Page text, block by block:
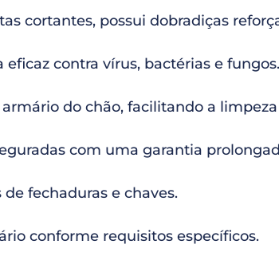
cortantes, possui dobradiças
eficaz contra vírus, bactérias e fungos.
do chão, facilitando a
com uma garantia
fechaduras e chaves.
conforme requisitos específicos.